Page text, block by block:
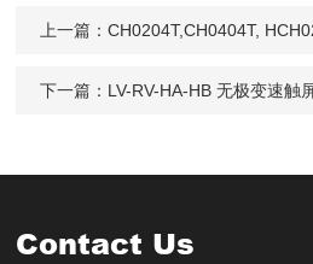
上一篇：CH0204T,CH0404T,
下一篇： LV-RV-HA-HB 无极变速触
Contact Us